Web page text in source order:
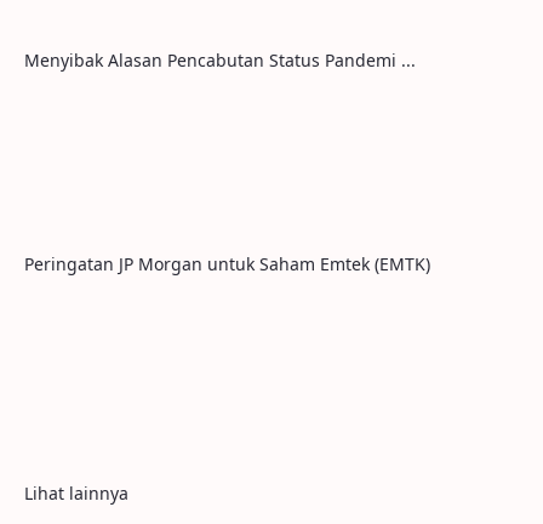
Menyibak Alasan Pencabutan Status Pandemi ...
Peringatan JP Morgan untuk Saham Emtek (EMTK)
Lihat lainnya